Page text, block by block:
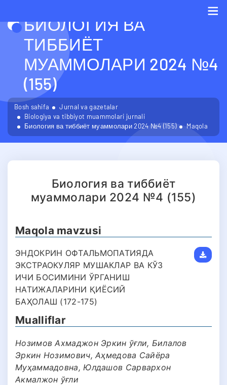
БИОЛОГИЯ ВА
ТИББИЁТ
МУАММОЛАРИ 2024 №4
(155)
Bosh sahifa
Jurnal va gazetalar
Biologiya va tibbiyot muammolari jurnali
Биология ва тиббиёт муаммолари 2024 №4 (155)
Maqola
Биология ва тиббиёт
муаммолари 2024 №4 (155)
Maqola mavzusi
ЭНДОКРИН ОФТАЛЬМОПАТИЯДА
ЭКСТРАОКУЛЯР МУШАКЛАР ВА КЎЗ
ИЧИ БОСИМИНИ ЎРГАНИШ
НАТИЖАЛАРИНИ ҚИЁСИЙ
БАҲОЛАШ (172-175)
Mualliflar
Нозимов Ахмаджон Эркин ўғли, Билалов
Эркин Нозимович, Аҳмедова Сайёра
Муҳаммадовна, Юлдашов Сарвархон
Акмалжон ўғли